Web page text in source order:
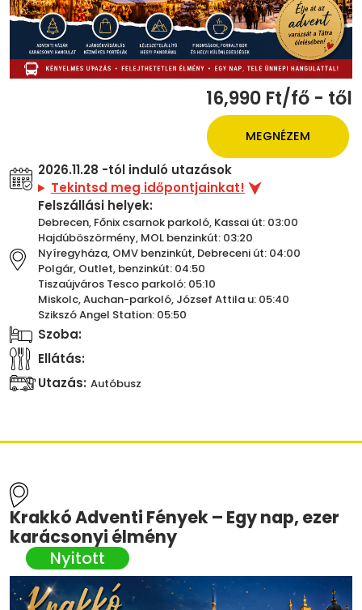
16,990 Ft/fő - től
MEGNÉZEM
2026.11.28 -tól induló utazások
Tekintsd meg időpontjainkat!
Felszállási helyek:
Debrecen, Főnix csarnok parkoló, Kassai út: 03:00
Hajdúböszörmény, MOL benzinkút: 03:20
Nyíregyháza, OMV benzinkút, Debreceni út: 04:00
Polgár, Outlet, benzinkút: 04:50
Tiszaújváros Tesco parkoló: 05:10
Miskolc, Auchan-parkoló, József Attila u: 05:40
Szikszó Angel Station: 05:50
Szoba:
Ellátás:
Utazás: Autóbusz
Krakkó Adventi Fények – Egy nap, ezer
karácsonyi élmény